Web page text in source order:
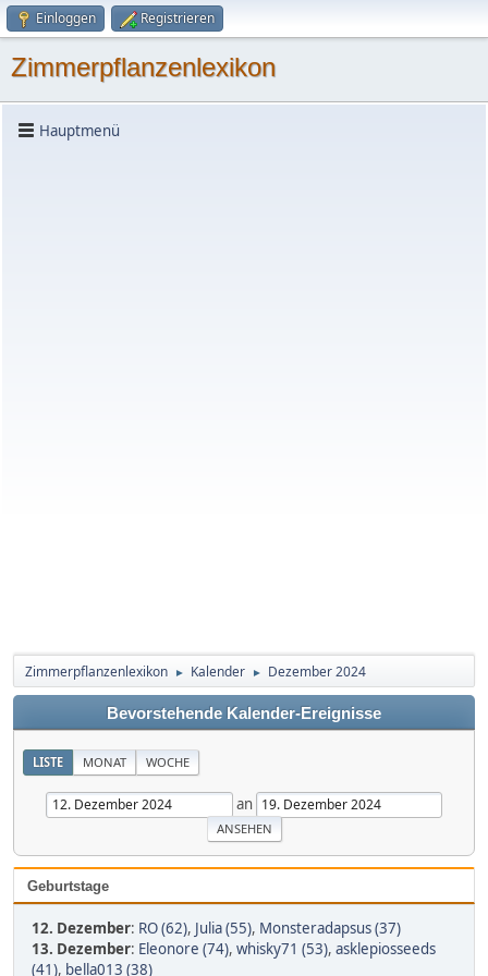
Einloggen Registrieren
Zimmerpflanzenlexikon
Hauptmenü
Zimmerpflanzenlexikon ► Kalender ► Dezember 2024
Bevorstehende Kalender-Ereignisse
LISTE MONAT WOCHE
an
Geburtstage
12. Dezember: RO (62), Julia (55), Monsteradapsus (37)
13. Dezember: Eleonore (74), whisky71 (53), asklepiosseeds
(41), bella013 (38)